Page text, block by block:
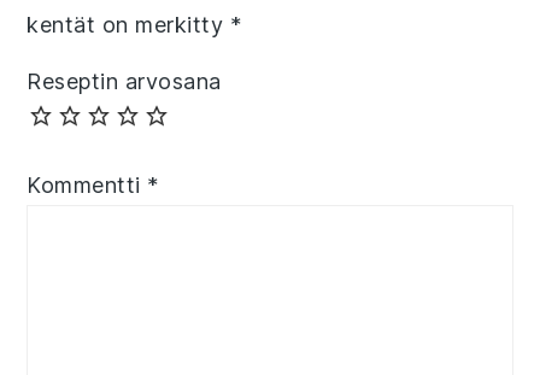
kentät on merkitty *
Reseptin arvosana
Kommentti *